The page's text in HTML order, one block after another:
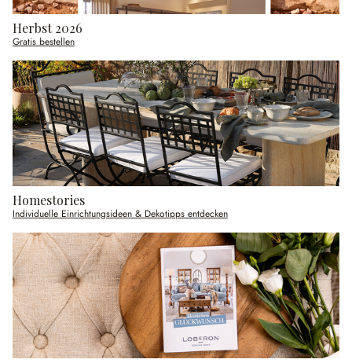
Herbst 2026
Gratis bestellen
Homestories
Individuelle Einrichtungsideen & Dekotipps entdecken